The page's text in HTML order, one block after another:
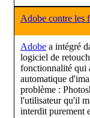
Adobe contre les
Adobe a intégré
logiciel de
fonctionnalité qui
automatique
problème :
l'utilisateur qu'il
interdit purement